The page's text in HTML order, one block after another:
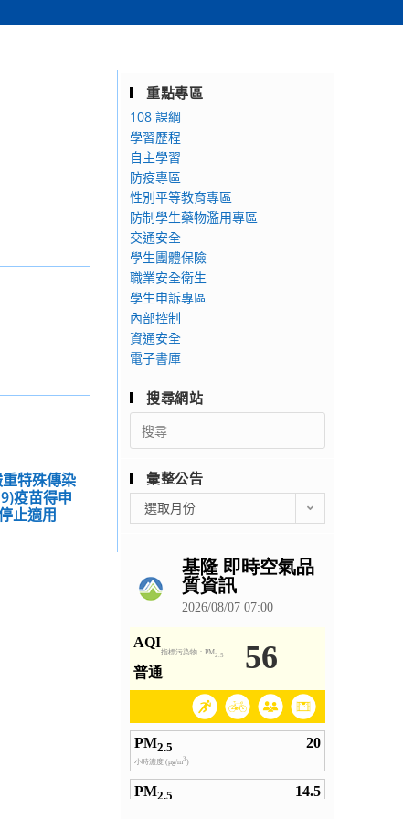
特殊傳染
疫苗得申
止適用
重點專區
108 課綱
學習歷程
自主學習
防疫專區
性別平等教育專區
防制學生藥物濫用專區
交通安全
學生團體保險
職業安全衛生
學生申訴專區
內部控制
資通安全
電子書庫
搜尋網站
Search
for:
彙整公告
整
選取月份